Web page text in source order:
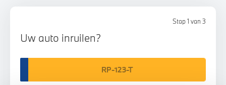
Stap 1 van 3
Uw auto inruilen?